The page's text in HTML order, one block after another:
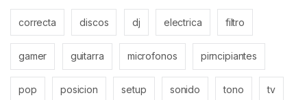
correcta discos dj electrica filtro
gamer guitarra microfonos pirncipiantes
pop posicion setup sonido tono tv